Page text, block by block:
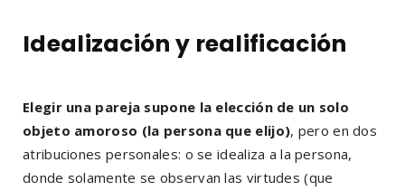
Idealización y realificación
Elegir una pareja supone la elección de un solo
objeto amoroso (la persona que elijo), pero en dos
atribuciones personales: o se idealiza a la persona,
donde solamente se observan las virtudes (que